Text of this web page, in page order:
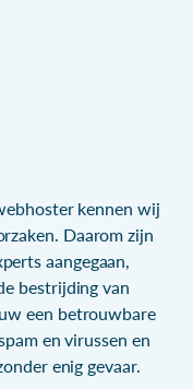
kennen wij
Daarom zijn
aangegaan,
bestrijding van
een betrouwbare
en virussen en
enig gevaar.